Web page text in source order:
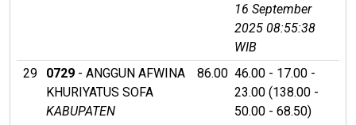
16 September
2025 08:55:38
WIB
29
0729 - ANGGUN AFWINA
KHURIYATUS SOFA
KABUPATEN
86.00 46.00 - 17.00 -
23.00 (138.00 -
50.00 - 68.50)